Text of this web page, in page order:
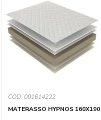
COD: 001614222
MATERASSO HYPNOS 160X190